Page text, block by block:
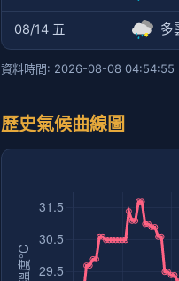
08/14 五 多
資料時間: 2026-08-08 04:54:55
歷史氣候曲線圖